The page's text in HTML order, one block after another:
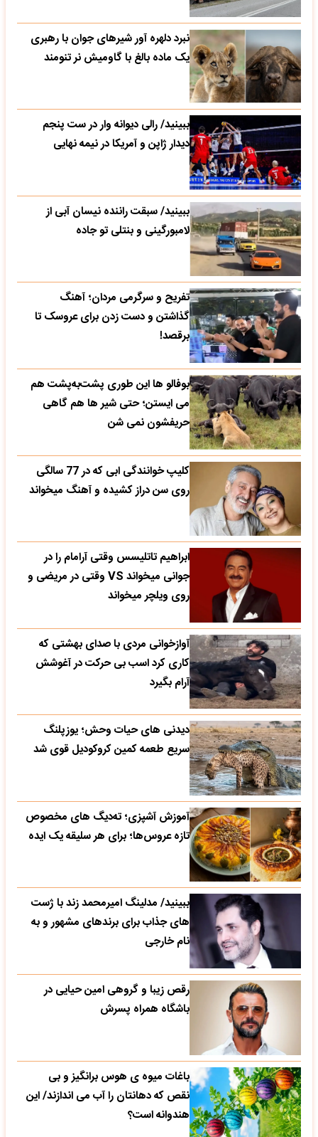
نبرد دلهره آور شیرهای جوان با رهبری
یک ماده بالغ با گاومیش نر تنومند
ببینید/ رالی دیوانه وار در ست پنجم
دیدار ژاپن و آمریکا در نیمه نهایی
ببینید/ سبقت راننده نیسان آبی از
لامبورگینی و بنتلی تو جاده
تفریح و سرگرمی مردان؛ آهنگ
گذاشتن و دست زدن برای عروسک تا
برقصد!
بوفالو ها این‌ طوری پشت‌به‌پشت هم
می‌ ایستن؛ حتی شیر ها هم گاهی
حریفشون نمی‌ شن
کلیپ خوانندگی ابی که در 77 سالگی
روی سن دراز کشیده و آهنگ میخواند
ابراهیم تاتلیسس وقتی آرامام را در
جوانی میخواند VS وقتی در مریضی و
روی ویلچر میخواند
آوازخوانی مردی با صدای بهشتی که
کاری کرد اسب بی حرکت در آغوشش
آرام بگیرد
دیدنی های حیات وحش؛ یوزپلنگ
سریع طعمه کمین کروکودیل قوی شد
آموزش آشپزی؛ ته‌دیگ‌ های مخصوص
تازه‌ عروس‌ها؛ برای هر سلیقه یک ایده
ببینید/ مدلینگ امیرمحمد زند با ژست
های جذاب برای برندهای مشهور و به
نام خارجی
رقص زیبا و گروهی امین حیایی در
باشگاه همراه پسرش
باغات میوه ی هوس برانگیز و بی
نقص که دهانتان را آب می اندازند/ این
هندوانه است؟